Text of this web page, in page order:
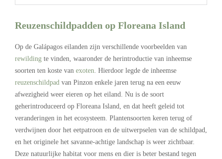
Reuzenschildpadden op Floreana Island
Op de Galápagos eilanden zijn verschillende voorbeelden van
rewilding te vinden, waaronder de herintroductie van inheemse
soorten ten koste van exoten. Hierdoor legde de inheemse
reuzenschildpad van Pinzon enkele jaren terug na een eeuw
afwezigheid weer eieren op het eiland. Nu is de soort
geherintroduceerd op Floreana Island, en dat heeft geleid tot
veranderingen in het ecosysteem. Plantensoorten keren terug of
verdwijnen door het eetpatroon en de uitwerpselen van de schildpad,
en het originele het savanne-achtige landschap is weer zichtbaar.
Deze natuurlijke habitat voor mens en dier is beter bestand tegen